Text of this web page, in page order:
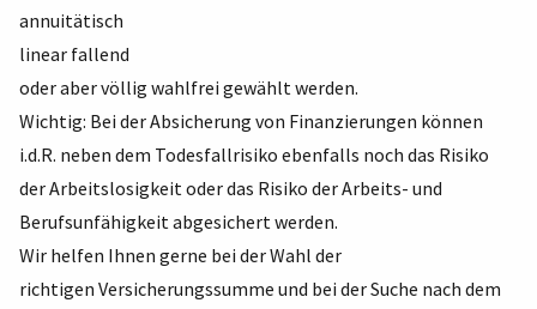
annuitätisch
linear fallend
oder aber völlig wahlfrei gewählt werden.
Wichtig: Bei der Absicherung von Finanzierungen können
i.d.R. neben dem Todesfallrisiko ebenfalls noch das Risiko
der Arbeitslosigkeit oder das Risiko der Arbeits- und
Berufsunfähigkeit abgesichert werden.
Wir helfen Ihnen gerne bei der Wahl der
richtigen Versicherungssumme und bei der Suche nach dem